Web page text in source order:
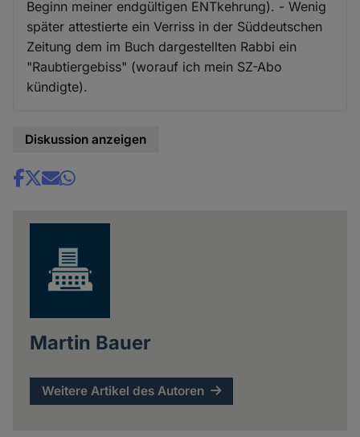
Beginn meiner endgültigen ENTkehrung). - Wenig
später attestierte ein Verriss in der Süddeutschen
Zeitung dem im Buch dargestellten Rabbi ein
"Raubtiergebiss" (worauf ich mein SZ-Abo
kündigte).
Diskussion anzeigen
Share
Martin Bauer
Weitere Artikel des Autoren